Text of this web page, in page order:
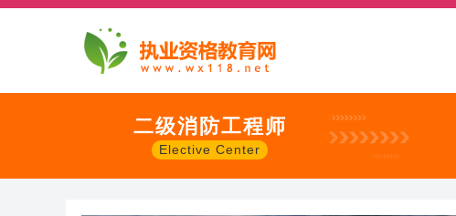
二级消防工程师
Elective Center